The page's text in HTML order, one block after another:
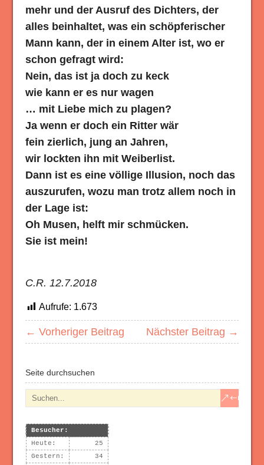
mehr und der Ausruf des Dichters, der
alles beinhaltet, was ein schöpferischer
Mann kann, der in einem Alter ist, wo er
schon gefragt wird:
Nein, das ist ja doch zu keck
wie kann er es nur wagen
… mit Liebe mich zu plagen?
Ja wenn er doch ein Ritter wär
fein zierlich, jung an Jahren,
wir lockten ihn mit Weiberlist.
Dann ist es eine völlige Illusion, noch das
auszurufen, wozu man trotz allem noch in
der Lage ist:
Oh Musen, helft mir schmücken.
Sie ist mein!
C.R. 12.7.2018
Aufrufe: 1.673
← Vorheriger Beitrag Nächster Beitrag →
Seite durchsuchen
Besucher:
Heute:
25
Gestern:
34